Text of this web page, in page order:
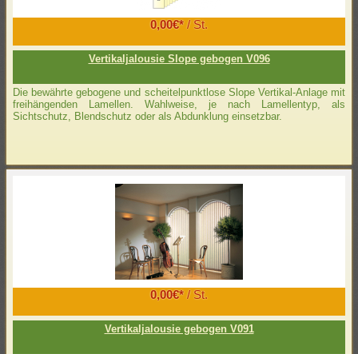
0,00€*/ St.
Vertikaljalousie Slope gebogen V096
Die bewährte gebogene und scheitelpunktlose Slope Vertikal-Anlage mit
freihängenden Lamellen. Wahlweise, je nach Lamellentyp, als
Sichtschutz, Blendschutz oder als Abdunklung einsetzbar.
0,00€*/ St.
Vertikaljalousie gebogen V091